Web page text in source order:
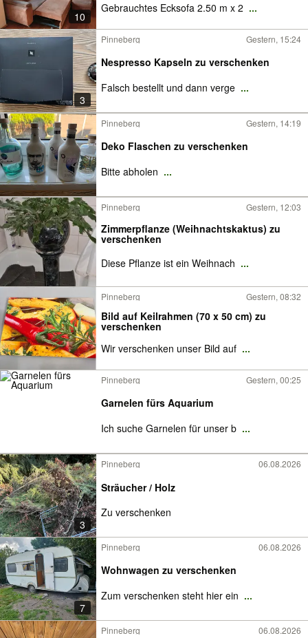
10
Gebrauchtes Ecksofa 2.50 m x 2 ...
3
Pinneberg Gestern, 15:24
Nespresso Kapseln zu verschenken
Falsch bestellt und dann verge ...
Pinneberg Gestern, 14:19
Deko Flaschen zu verschenken
Bitte abholen ...
Pinneberg Gestern, 12:03
Zimmerpflanze (Weihnachtskaktus) zu
verschenken
Diese Pflanze ist ein Weihnach ...
Pinneberg Gestern, 08:32
Bild auf Keilrahmen (70 x 50 cm) zu
verschenken
Wir verschenken unser Bild auf ...
Pinneberg Gestern, 00:25
Garnelen fürs Aquarium
Ich suche Garnelen für unser b ...
3
Pinneberg 06.08.2026
Sträucher / Holz
Zu verschenken
7
Pinneberg 06.08.2026
Wohnwagen zu verschenken
Zum verschenken steht hier ein ...
Pinneberg 06.08.2026